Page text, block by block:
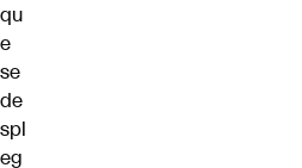
qu
e
se
de
spl
eg